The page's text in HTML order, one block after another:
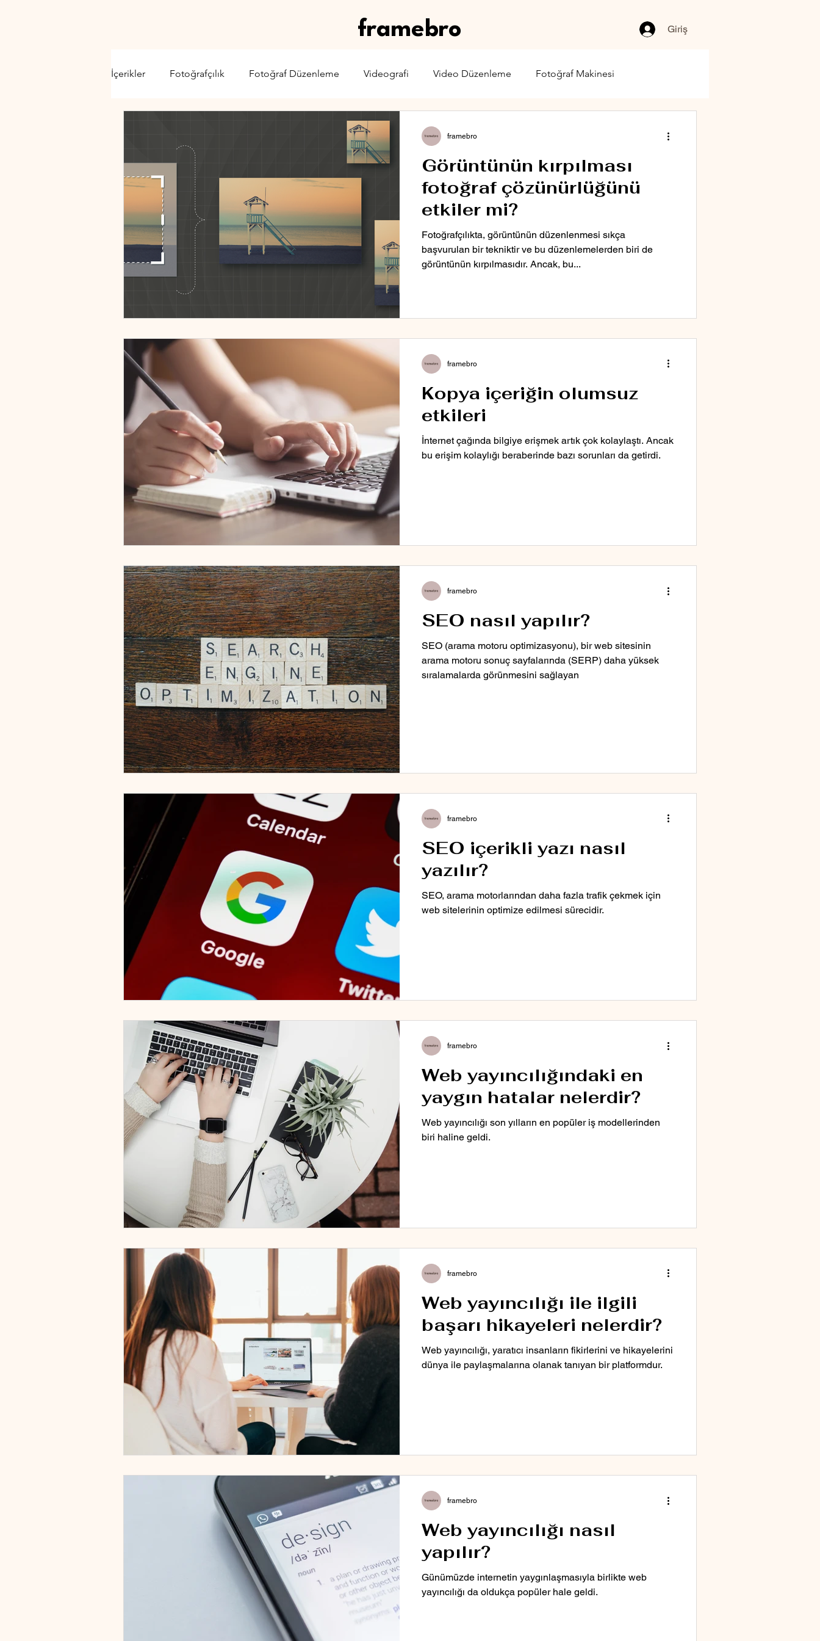
framebro Giriş
İçerikler Fotoğrafçılık Fotoğraf Düzenleme Videografi Video Düzenleme Fotoğraf Makinesi
Karşılaştırma
Görüntünün kırpılması
fotoğraf çözünürlüğünü
etkiler mi?
Fotoğrafçılıkta, görüntünün düzenlenmesi sıkça
başvurulan bir tekniktir ve bu düzenlemelerden biri de
görüntünün kırpılmasıdır. Ancak, bu...
framebro
Kopya içeriğin olumsuz
etkileri
İnternet çağında bilgiye erişmek artık çok kolaylaştı. Ancak
bu erişim kolaylığı beraberinde bazı sorunları da getirdi.
framebro
SEO nasıl yapılır?
SEO (arama motoru optimizasyonu), bir web sitesinin
arama motoru sonuç sayfalarında (SERP) daha yüksek
sıralamalarda görünmesini sağlayan
framebro
SEO içerikli yazı nasıl
yazılır?
SEO, arama motorlarından daha fazla trafik çekmek için
web sitelerinin optimize edilmesi sürecidir.
framebro
Web yayıncılığındaki en
yaygın hatalar nelerdir?
Web yayıncılığı son yılların en popüler iş modellerinden
biri haline geldi.
framebro
Web yayıncılığı ile ilgili
başarı hikayeleri nelerdir?
Web yayıncılığı, yaratıcı insanların fikirlerini ve hikayelerini
dünya ile paylaşmalarına olanak tanıyan bir platformdur.
framebro
Web yayıncılığı nasıl
yapılır?
Günümüzde internetin yaygınlaşmasıyla birlikte web
yayıncılığı da oldukça popüler hale geldi.
framebro